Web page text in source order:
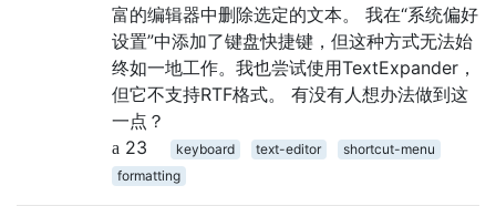
富的编辑器中删除选定的文本。 我在“系统偏好
设置”中添加了键盘快捷键，但这种方式无法始
终如一地工作。我也尝试使用TextExpander，
但它不支持RTF格式。 有没有人想办法做到这
一点？
23
keyboard text-editor
shortcut-menu
formatting